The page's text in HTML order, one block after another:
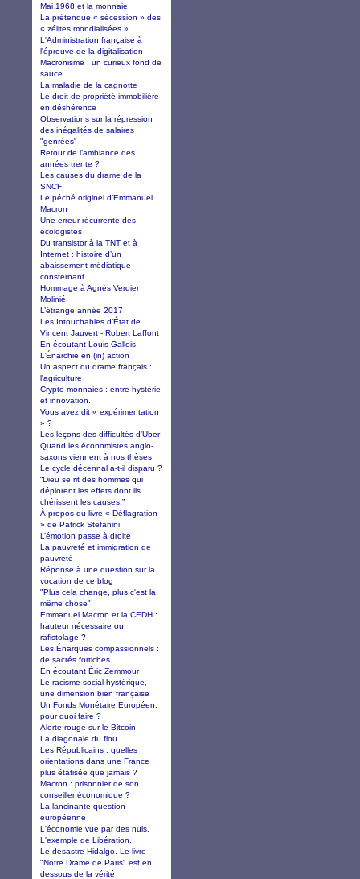
Mai 1968 et la monnaie
La prétendue « sécession » des
« zélites mondialisées »
L'Administration française à
l'épreuve de la digitalisation
Macronisme : un curieux fond de
sauce
La maladie de la cagnotte
Le droit de propriété immobilière
en déshérence
Observations sur la répression
des inégalités de salaires
"genrées"
Retour de l’ambiance des
années trente ?
Les causes du drame de la
SNCF
Le péché originel d’Emmanuel
Macron
Une erreur récurrente des
écologistes
Du transistor à la TNT et à
Internet : histoire d’un
abaissement médiatique
consternant
Hommage à Agnès Verdier
Molinié
L’étrange année 2017
Les Intouchables d’État de
Vincent Jauvert - Robert Laffont
En écoutant Louis Gallois
L’Énarchie en (in) action
Un aspect du drame français :
l'agriculture
Crypto-monnaies : entre hystérie
et innovation.
Vous avez dit « expérimentation
» ?
Les leçons des difficultés d’Uber
Quand les économistes anglo-
saxons viennent à nos thèses
Le cycle décennal a-t-il disparu ?
“Dieu se rit des hommes qui
déplorent les effets dont ils
chérissent les causes.”
À propos du livre « Déflagration
» de Patrick Stefanini
L’émotion passe à droite
La pauvreté et immigration de
pauvreté
Réponse à une question sur la
vocation de ce blog
"Plus cela change, plus c'est la
même chose"
Emmanuel Macron et la CEDH :
hauteur nécessaire ou
rafistolage ?
Les Énarques compassionnels :
de sacrés fortiches
En écoutant Éric Zemmour
Le racisme social hystérique,
une dimension bien française
Un Fonds Monétaire Européen,
pour quoi faire ?
Alerte rouge sur le Bitcoin
La diagonale du flou.
Les Républicains : quelles
orientations dans une France
plus étatisée que jamais ?
Macron : prisonnier de son
conseiller économique ?
La lancinante question
européenne
L'économie vue par des nuls.
L'exemple de Libération.
Le désastre Hidalgo. Le livre
"Notre Drame de Paris" est en
dessous de la vérité